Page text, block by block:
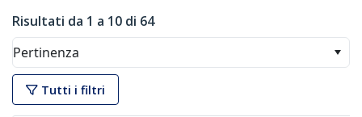
Risultati da 1 a 10 di 64
Pertinenza
Tutti i filtri